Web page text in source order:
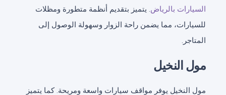
السيارات بالرياض. يتميز بتقديم أنظمة متطورة ومظلات
للسيارات، مما يضمن راحة الزوار وسهولة الوصول إلى
المتاجر.
مول النخيل
مول النخيل يوفر مواقف سيارات واسعة ومريحة. كما يتميز